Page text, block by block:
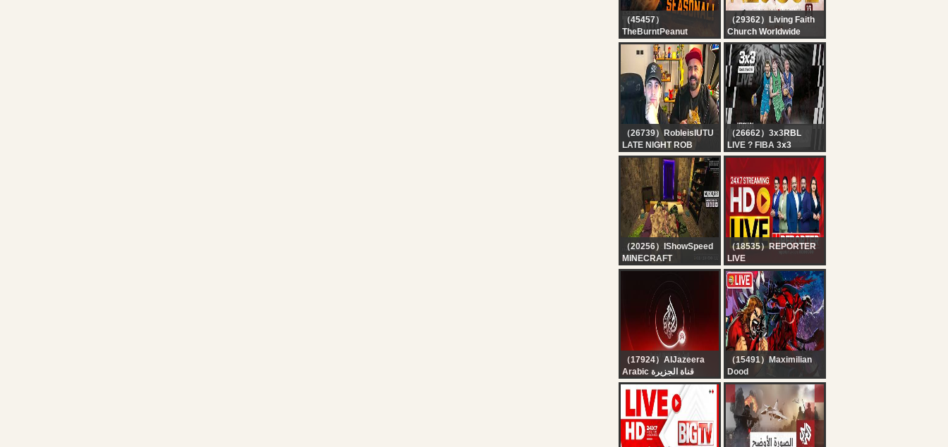
（45457）
TheBurntPeanut
?LIVE | TARKOV
SEASONAL | DAY 6 |
LABYRINTH + KORD
BREACH | HUTCHMF |
SLUR SATURDAY |
#BUNGULATE
（29362）Living Faith
Church Worldwide
COVENANT DAY OF
RESCUE SERVICE | 9,
AUGUST 2026 | FAITH
TABERNACLE OTA
（26739）RobleisIUTU
LATE NIGHT ROB
（26662）3x3RBL
LIVE ? FIBA 3x3
Uenohara Challenger
2026 | Qualifier for
Debrecen Masters |
Finals
（20256）IShowSpeed
MINECRAFT
HARDCORE ALL
BOSSES DAY 2 ???‍♂️ft.
KaiCenat (Part 2)
（18535）REPORTER
LIVE
24x7 Reporter Live TV |
Kerala Rain Alert Live |
HD Streaming | Latest
Malayalam News |
Reporter
（17924）AlJazeera
Arabic قناة الجزيرة
البث الحي لقناة الجزيرة |
التغطية مستمرة
（15491）Maximilian
Dood
TOKON - PS5 VERSION
IS GREAT...WTF